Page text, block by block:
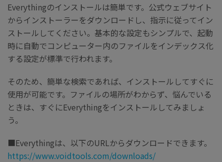
Everythingのインストールは簡単です。公式ウェブサイト
からインストーラーをダウンロードし、指示に従ってイン
ストールしてください。基本的な設定もシンプルで、起動
時に自動でコンピューター内のファイルをインデックス化
する設定が標準で行われます。
そのため、簡単な検索であれば、インストールしてすぐに
使用が可能です。ファイルの場所がわからず、悩んでいる
ときは、すぐにEverythingをインストールしてみましょ
う。
■Everythingは、以下のURLからダウンロードできます。
https://www.voidtools.com/downloads/